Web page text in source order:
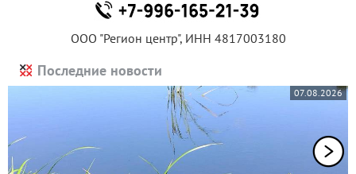
ООО "Регион центр", ИНН 4817003180
Последние новости
07.08.2026